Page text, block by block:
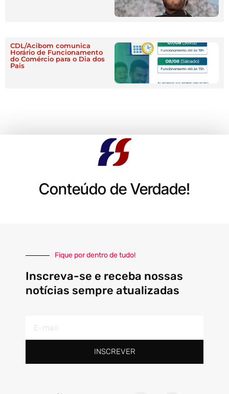
CDL/Acibom comunica
Horário de Funcionamento
do Comércio para o Dia dos
Pais
Conteúdo de Verdade!
Fique por dentro de tudo!
Inscreva-se e receba nossas
notícias sempre atualizadas
mail
INSCREVER